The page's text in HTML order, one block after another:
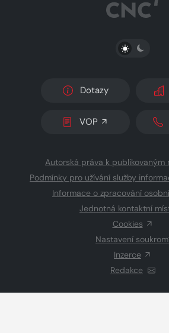
Dotazy
VOP
Autorská práva k publikovaným
Podmínky pro užívání služby
Informace o zpracování
Jednotná kontaktní
Cookies
Nastavení
Inzerce
Redakce